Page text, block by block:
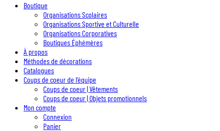
Boutique
Organisations Scolaires
Organisations Sportive et Culturelle
Organisations Corporatives
Boutiques Éphémères
À propos
Méthodes de décorations
Catalogues
Coups de coeur de l’équipe
Coups de coeur | Vêtements
Coups de coeur | Objets promotionnels
Mon compte
Connexion
Panier